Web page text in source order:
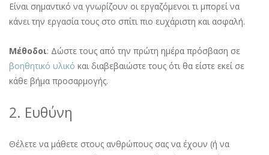
Είναι σημαντικό να γνωρίζουν οι εργαζόμενοι τι μπορεί να
κάνει την εργασία τους στο σπίτι πιο ευχάριστη και ασφαλή.
Μέθοδοι: Δώστε τους από την πρώτη ημέρα πρόσβαση σε
βοηθητικό υλικό και διαβεβαιώστε τους ότι θα είστε εκεί σε
κάθε βήμα προσαρμογής.
2. Ευθύνη
Θέλετε να μάθετε στους ανθρώπους σας να έχουν (ή να